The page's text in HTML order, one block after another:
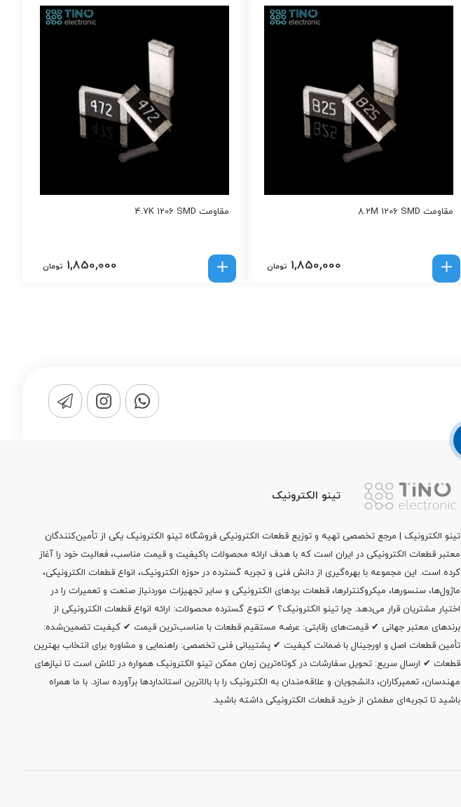
مقاومت 8.2M 1206 SMD
1,850,000 تومان
مقاومت 4.7K 1206 SMD
1,850,000 تومان
تینو الکترونیک
تینو الکترونیک | مرجع تخصصی تهیه و توزیع قطعات الکترونیکی فروشگاه تینو الکترونیک یکی از تأمین‌کنندگان
معتبر قطعات الکترونیکی در ایران است که با هدف ارائه محصولات باکیفیت و قیمت مناسب، فعالیت خود را آغاز
کرده است. این مجموعه با بهره‌گیری از دانش فنی و تجربه گسترده در حوزه الکترونیک، انواع قطعات الکترونیکی،
ماژول‌ها، سنسورها، میکروکنترلرها، قطعات بردهای الکترونیکی و سایر تجهیزات موردنیاز صنعت و تعمیرات را در
اختیار مشتریان قرار می‌دهد. چرا تینو الکترونیک؟ ✔ تنوع گسترده محصولات: ارائه انواع قطعات الکترونیکی از
برندهای معتبر جهانی ✔ قیمت‌های رقابتی: عرضه مستقیم قطعات با مناسب‌ترین قیمت ✔ کیفیت تضمین‌شده:
تأمین قطعات اصل و اورجینال با ضمانت کیفیت ✔ پشتیبانی فنی تخصصی: راهنمایی و مشاوره برای انتخاب بهترین
قطعات ✔ ارسال سریع: تحویل سفارشات در کوتاه‌ترین زمان ممکن تینو الکترونیک همواره در تلاش است تا نیازهای
مهندسان، تعمیرکاران، دانشجویان و علاقه‌مندان به الکترونیک را با بالاترین استانداردها برآورده سازد. با ما همراه
باشید تا تجربه‌ای مطمئن از خرید قطعات الکترونیکی داشته باشید.